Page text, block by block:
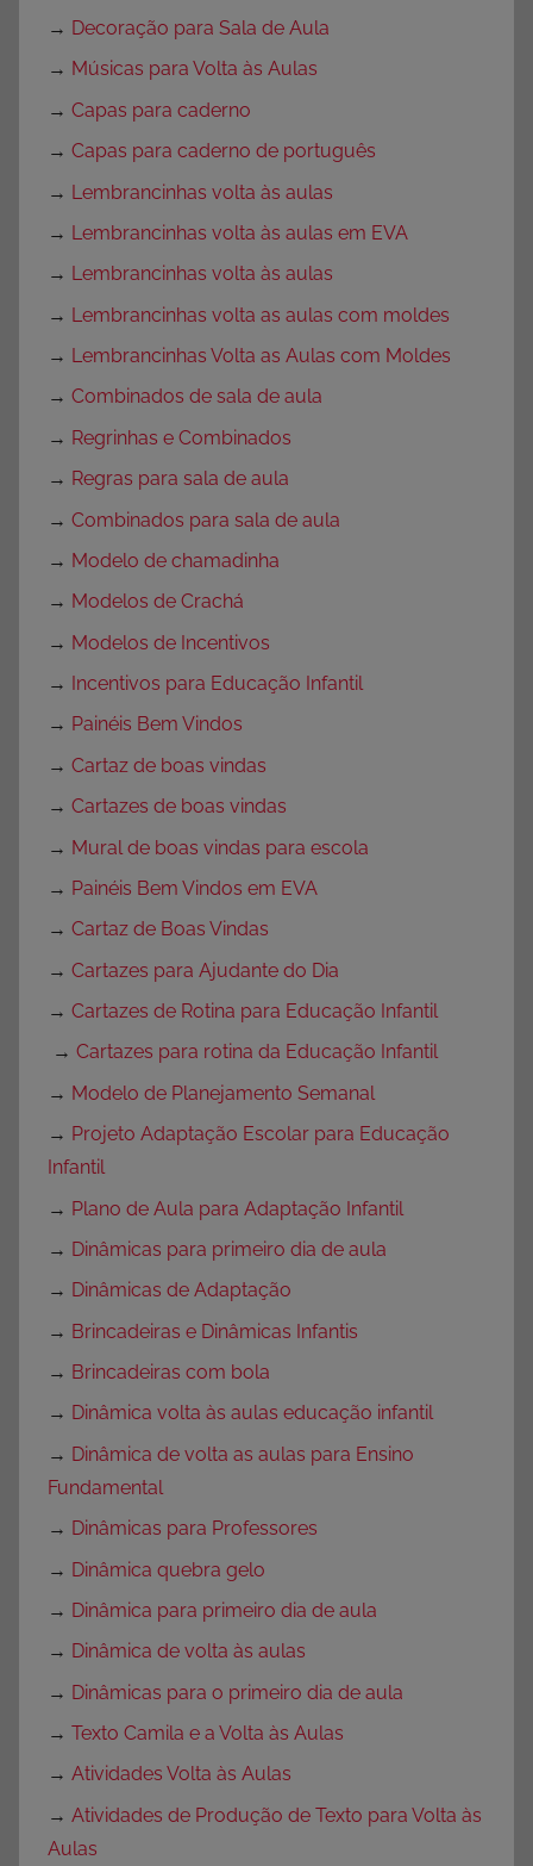
→ Decoração para Sala de Aula
→ Músicas para Volta às Aulas
→ Capas para caderno
→ Capas para caderno de português
→ Lembrancinhas volta às aulas
→ Lembrancinhas volta às aulas em EVA
→ Lembrancinhas volta às aulas
→ Lembrancinhas volta as aulas com moldes
→ Lembrancinhas Volta as Aulas com Moldes
→ Combinados de sala de aula
→ Regrinhas e Combinados
→ Regras para sala de aula
→ Combinados para sala de aula
→ Modelo de chamadinha
→ Modelos de Crachá
→ Modelos de Incentivos
→ Incentivos para Educação Infantil
→ Painéis Bem Vindos
→ Cartaz de boas vindas
→ Cartazes de boas vindas
→ Mural de boas vindas para escola
→ Painéis Bem Vindos em EVA
→ Cartaz de Boas Vindas
→ Cartazes para Ajudante do Dia
→ Cartazes de Rotina para Educação Infantil
→ Cartazes para rotina da Educação Infantil
→ Modelo de Planejamento Semanal
→ Projeto Adaptação Escolar para Educação
Infantil
→ Plano de Aula para Adaptação Infantil
→ Dinâmicas para primeiro dia de aula
→ Dinâmicas de Adaptação
→ Brincadeiras e Dinâmicas Infantis
→ Brincadeiras com bola
→ Dinâmica volta às aulas educação infantil
→ Dinâmica de volta as aulas para Ensino
Fundamental
→ Dinâmicas para Professores
→ Dinâmica quebra gelo
→ Dinâmica para primeiro dia de aula
→ Dinâmica de volta às aulas
→ Dinâmicas para o primeiro dia de aula
→ Texto Camila e a Volta às Aulas
→ Atividades Volta às Aulas
→ Atividades de Produção de Texto para Volta às
Aulas